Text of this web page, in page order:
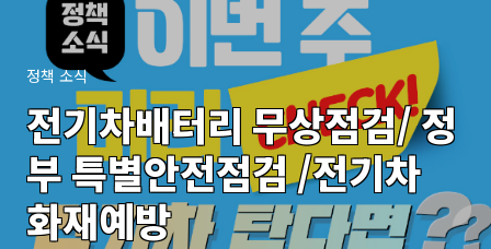
정책 소식
전기차배터리 무상점검/ 정
부 특별안전점검 /전기차
화재예방